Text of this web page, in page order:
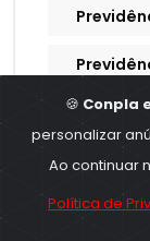
🍪 Conpla
personalizar
Ao continuar
Política de